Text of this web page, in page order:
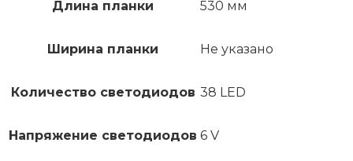
Длина планки 530 мм
Ширина планки Не указано
Количество светодиодов 38 LED
Напряжение светодиодов 6 V